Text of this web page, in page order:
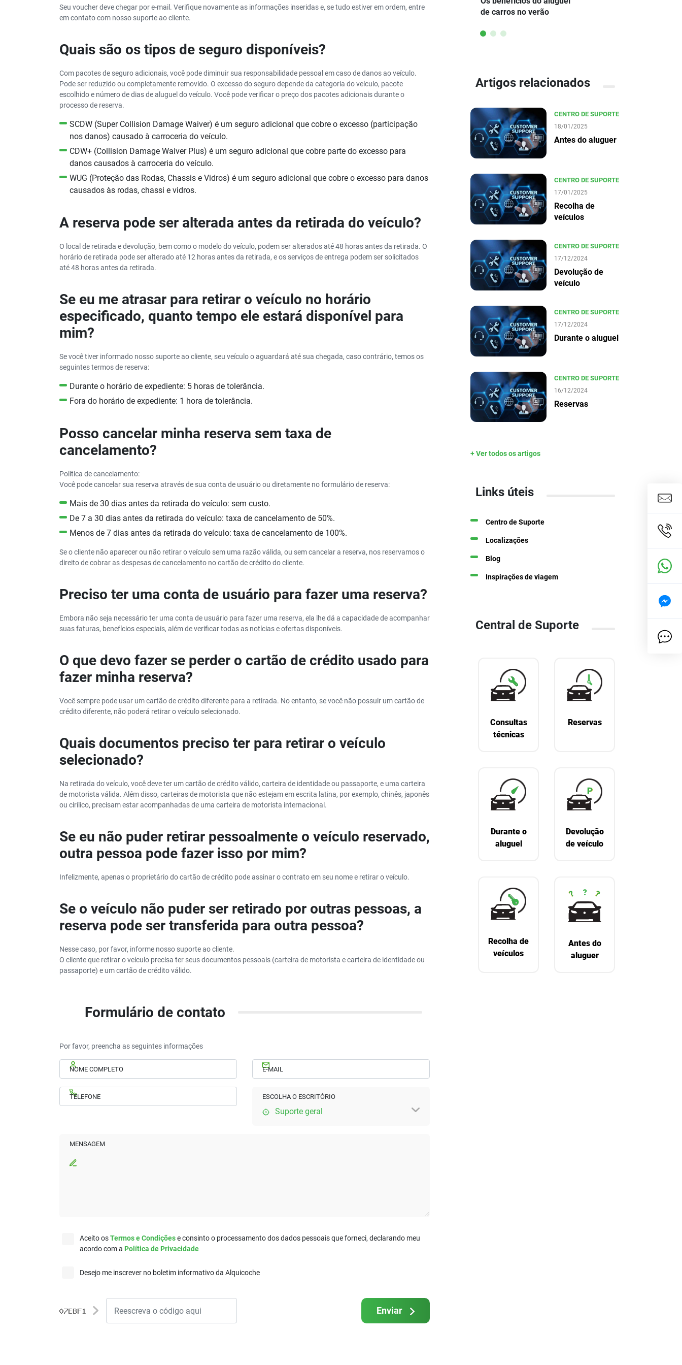
Seu voucher deve chegar por e-mail. Verifique novamente as informações inseridas e, se tudo estiver em ordem, entre
em contato com nosso suporte ao cliente.
Quais são os tipos de seguro disponíveis?
Com pacotes de seguro adicionais, você pode diminuir sua responsabilidade pessoal em caso de danos ao veículo.
Pode ser reduzido ou completamente removido. O excesso do seguro depende da categoria do veículo, pacote
escolhido e número de dias de aluguel do veículo. Você pode verificar o preço dos pacotes adicionais durante o
processo de reserva.
SCDW (Super Collision Damage Waiver) é um seguro adicional que cobre o excesso (participação
nos danos) causado à carroceria do veículo.
CDW+ (Collision Damage Waiver Plus) é um seguro adicional que cobre parte do excesso para
danos causados à carroceria do veículo.
WUG (Proteção das Rodas, Chassis e Vidros) é um seguro adicional que cobre o excesso para danos
causados às rodas, chassi e vidros.
A reserva pode ser alterada antes da retirada do veículo?
O local de retirada e devolução, bem como o modelo do veículo, podem ser alterados até 48 horas antes da retirada. O
horário de retirada pode ser alterado até 12 horas antes da retirada, e os serviços de entrega podem ser solicitados
até 48 horas antes da retirada.
Se eu me atrasar para retirar o veículo no horário
especificado, quanto tempo ele estará disponível para
mim?
Se você tiver informado nosso suporte ao cliente, seu veículo o aguardará até sua chegada, caso contrário, temos os
seguintes termos de reserva:
Durante o horário de expediente: 5 horas de tolerância.
Fora do horário de expediente: 1 hora de tolerância.
Posso cancelar minha reserva sem taxa de
cancelamento?
Política de cancelamento:
Você pode cancelar sua reserva através de sua conta de usuário ou diretamente no formulário de reserva:
Mais de 30 dias antes da retirada do veículo: sem custo.
De 7 a 30 dias antes da retirada do veículo: taxa de cancelamento de 50%.
Menos de 7 dias antes da retirada do veículo: taxa de cancelamento de 100%.
Se o cliente não aparecer ou não retirar o veículo sem uma razão válida, ou sem cancelar a reserva, nos reservamos o
direito de cobrar as despesas de cancelamento no cartão de crédito do cliente.
Preciso ter uma conta de usuário para fazer uma reserva?
Embora não seja necessário ter uma conta de usuário para fazer uma reserva, ela lhe dá a capacidade de acompanhar
suas faturas, benefícios especiais, além de verificar todas as notícias e ofertas disponíveis.
O que devo fazer se perder o cartão de crédito usado para
fazer minha reserva?
Você sempre pode usar um cartão de crédito diferente para a retirada. No entanto, se você não possuir um cartão de
crédito diferente, não poderá retirar o veículo selecionado.
Quais documentos preciso ter para retirar o veículo
selecionado?
Na retirada do veículo, você deve ter um cartão de crédito válido, carteira de identidade ou passaporte, e uma carteira
de motorista válida. Além disso, carteiras de motorista que não estejam em escrita latina, por exemplo, chinês, japonês
ou cirílico, precisam estar acompanhadas de uma carteira de motorista internacional.
Se eu não puder retirar pessoalmente o veículo reservado,
outra pessoa pode fazer isso por mim?
Infelizmente, apenas o proprietário do cartão de crédito pode assinar o contrato em seu nome e retirar o veículo.
Se o veículo não puder ser retirado por outras pessoas, a
reserva pode ser transferida para outra pessoa?
Nesse caso, por favor, informe nosso suporte ao cliente.
O cliente que retirar o veículo precisa ter seus documentos pessoais (carteira de motorista e carteira de identidade ou
passaporte) e um cartão de crédito válido.
Formulário de contato
Por favor, preencha as seguintes informações
NOME COMPLETO E-MAIL
TELEFONE ESCOLHA O ESCRITÓRIO
Suporte geral
MENSAGEM
Aceito osTermos e Condiçõese consinto o processamento dos dados pessoais que forneci, declarando meu
acordo com a Política de Privacidade
Desejo me inscrever no boletim informativo da Alquicoche
Enviar
apenas 50€/dia
de carros no verão
Artigos relacionados
CENTRO DE SUPORTE
18/01/2025
Antes do aluguer
CENTRO DE SUPORTE
17/01/2025
Recolha de
veículos
CENTRO DE SUPORTE
17/12/2024
Devolução de
veículo
CENTRO DE SUPORTE
17/12/2024
Durante o aluguel
CENTRO DE SUPORTE
16/12/2024
Reservas
+ Ver todos os artigos
Links úteis
Centro de Suporte
Localizações
Blog
Inspirações de viagem
Central de Suporte
Consultas
técnicas
Reservas
Durante o
aluguel
Devolução
de veículo
Recolha de
veículos
Antes do
aluguer